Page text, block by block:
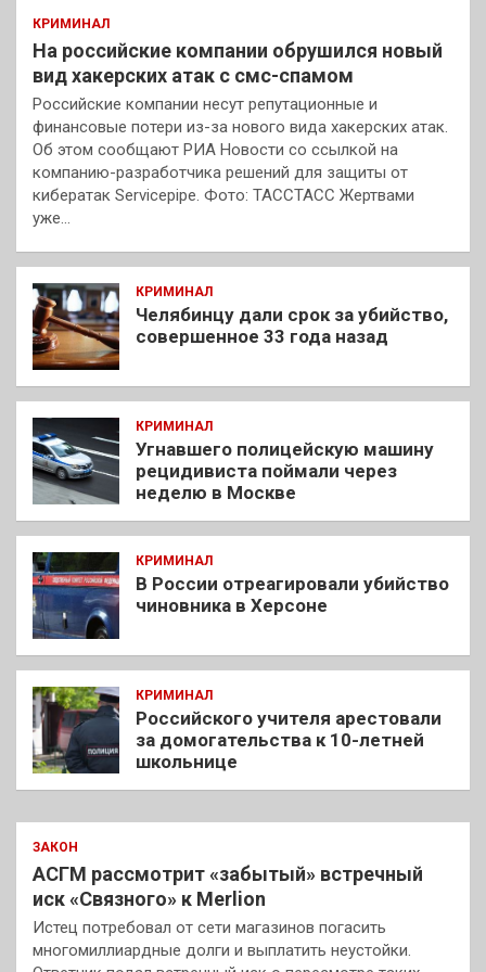
КРИМИНАЛ
На российские компании обрушился новый
вид хакерских атак с смс-спамом
Российские компании несут репутационные и
финансовые потери из-за нового вида хакерских атак.
Об этом сообщают РИА Новости со ссылкой на
компанию-разработчика решений для защиты от
кибератак Servicepipe. Фото: ТАССТАСС Жертвами
уже…
КРИМИНАЛ
Челябинцу дали срок за убийство,
совершенное 33 года назад
КРИМИНАЛ
Угнавшего полицейскую машину
рецидивиста поймали через
неделю в Москве
КРИМИНАЛ
В России отреагировали убийство
чиновника в Херсоне
КРИМИНАЛ
Российского учителя арестовали
за домогательства к 10-летней
школьнице
ЗАКОН
АСГМ рассмотрит «забытый» встречный
иск «Связного» к Merlion
Истец потребовал от сети магазинов погасить
многомиллиардные долги и выплатить неустойки.